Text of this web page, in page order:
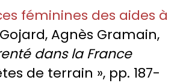
féminines des aides à
Agnès Gramain,
dans la France
de terrain », pp. 187-